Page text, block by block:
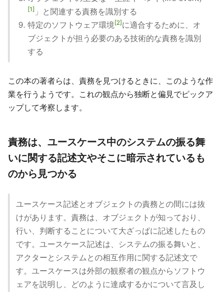
1
」と関連する責務を識別する
特定のソフトウェア環境 2 に適合するために、オ
ブジェクトが担う必要のある技術的な責務を識別
する
この本の著者らは、責務を見つけるときに、このような作
業を行うようです。これの観点から独断と偏見でピックア
ップして考察します。
責務は、ユースケース中のシステムの振る舞
いに関する記述文やそこに暗示されているも
のから見つかる
ユースケース記述とオブジェクトの責務との間には抜
けがあります。責務は、オブジェクトが知っており、
行い、判断することについて大ざっぱに記述したもの
です。ユースケース記述は、システムの振る舞いと、
アクターとシステムとの相互作用に関する記述文で
す。ユースケースは外部の観察者の観点からソフトウ
ェアを説明し、どのように達成するかについて言及し